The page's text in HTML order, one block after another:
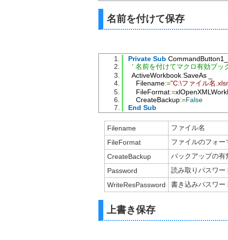
名前を付けて保存
Private Sub
' 名前を付けてマクロ有効ブッ
  ActiveWorkbook
SaveAs _
    Filename
:="C:\ファイル名
    FileFormat
:=
    CreateBackup
:=False
End Sub
Filename
ファイル名
FileFormat
ファイルのフォ
CreateBackup
バックアップの有
Password
読み取りパスワー
WriteResPassword
書き込みパスワー
上書き保存